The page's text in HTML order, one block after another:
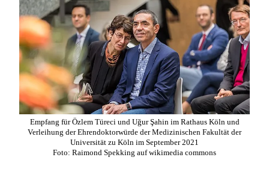
Empfang für Özlem Türeci und Uğur Şahin im Rathaus Köln und
Verleihung der Ehrendoktorwürde der Medizinischen Fakultät der
Universität zu Köln im September 2021
Foto: Raimond Spekking auf wikimedia commons